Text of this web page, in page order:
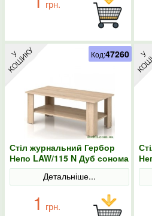
грн.
Стіл журнальний Гербор
Непо LAW/115 N Дуб сонома
Детальніше...
1 грн.
Код:47260